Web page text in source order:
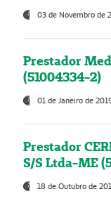
03 de Novembro de
Prestador
(51004334-2)
01 de Janeiro de
Prestador
S/S Ltda-ME
18 de Outubro de